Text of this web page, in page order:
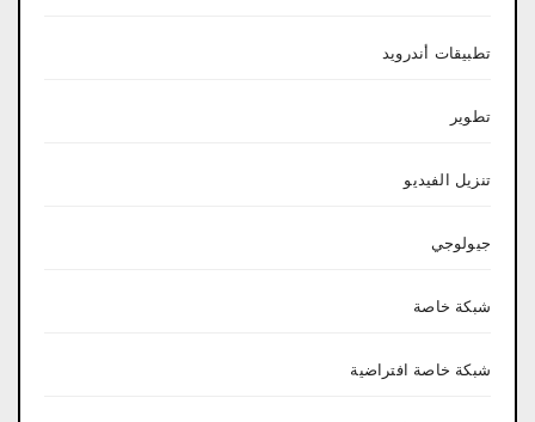
تطبيقات أندرويد
تطوير
تنزيل الفيديو
جيولوجي
شبكة خاصة
شبكة خاصة افتراضية